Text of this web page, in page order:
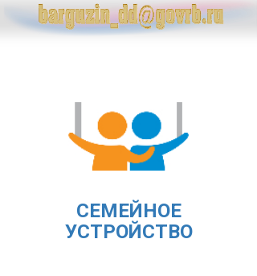
СЕМЕЙНОЕ
УСТРОЙСТВО